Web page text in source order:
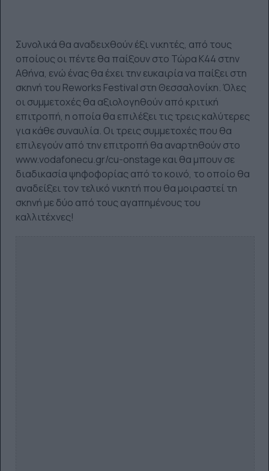
Συνολικά θα αναδειχθούν έξι νικητές, από τους
οποίους οι πέντε θα παίξουν στο Τώρα Κ44 στην
Αθήνα, ενώ ένας θα έχει την ευκαιρία να παίξει στη
σκηνή του Reworks Festival στη Θεσσαλονίκη. Όλες
οι συμμετοχές θα αξιολογηθούν από κριτική
επιτροπή, η οποία θα επιλέξει τις τρεις καλύτερες
για κάθε συναυλία. Οι τρεις συμμετοχές που θα
επιλεγούν από την επιτροπή θα αναρτηθούν στο
www.vodafonecu.gr/cu-onstage και θα μπουν σε
διαδικασία ψηφοφορίας από το κοινό, το οποίο θα
αναδείξει τον τελικό νικητή που θα μοιραστεί τη
σκηνή με δύο από τους αγαπημένους του
καλλιτέχνες!